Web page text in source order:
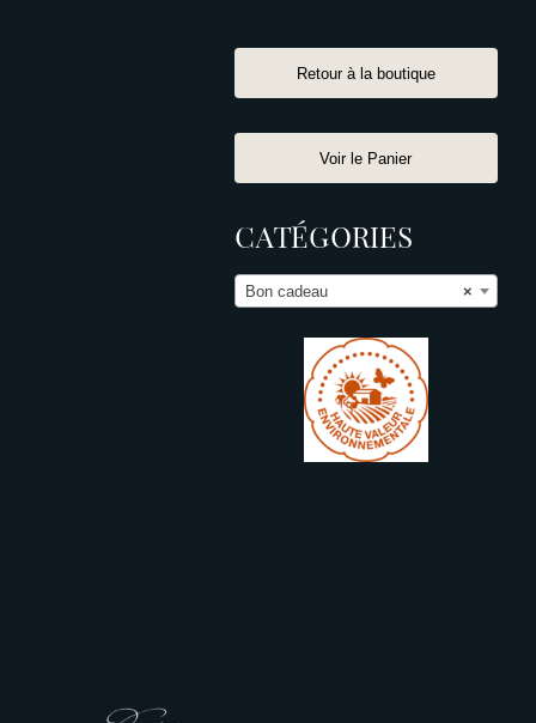
Retour à la boutique
Voir le Panier
CATÉGORIES
×
Bon cadeau